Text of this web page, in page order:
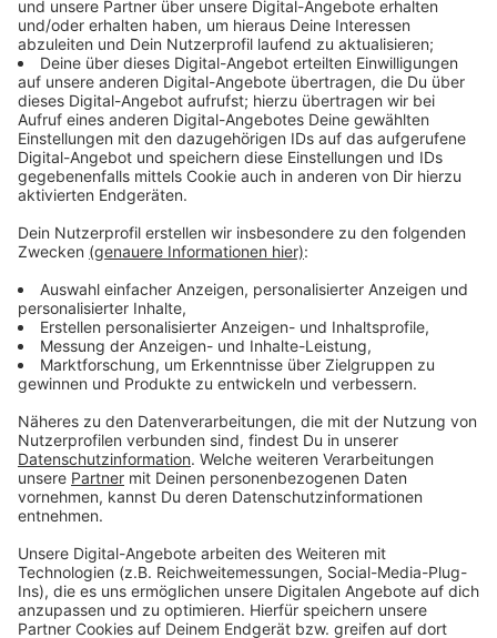
Anzeige
1. Feierabendrunde mit Kolleg*innen
Anzeige
Organisiert nach der Arbeit eine kleine gemeinsame
Fahrradtour– vielleicht mit einem Zwischenstopp im
Biergarten oder am Flussufer. Bewegung, frische Luft
und Gespräche außerhalb des Büros tun Körper und
Kopf gut.
Anzeige
2. Radtour zum See mit Picknick
Anzeige
Packt eine Decke, ein paar Snacks und Getränke ein
und radelt mit Familie oder Freunden zu einem
nahegelegenen Ausflugsziel. Ein Picknick unter freiem